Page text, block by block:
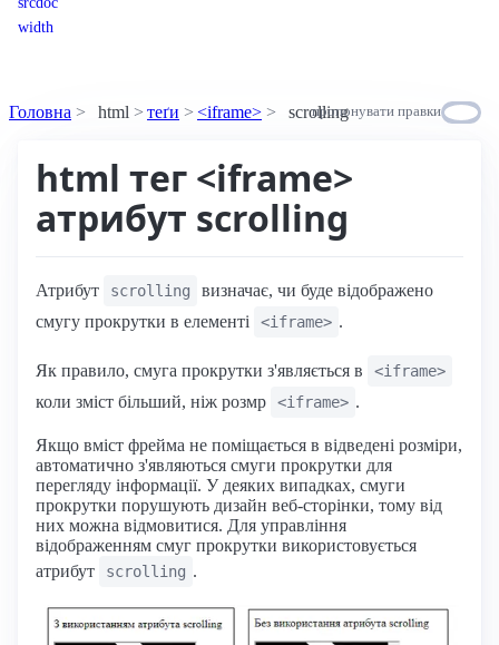
width
Головна html теґи <iframe> scrolling
пропонувати правки
html тег <iframe>
атрибут scrolling
Атрибут scrolling
визначає, чи буде відображено
смугу прокрутки в елементі
<iframe> .
Як правило, смуга прокрутки з'являється в <iframe>
коли зміст більший, ніж розмр <iframe> .
Якщо вміст фрейма не поміщається в відведені розміри,
автоматично з'являються смуги прокрутки для
перегляду інформації. У деяких випадках, смуги
прокрутки порушують дизайн веб-сторінки, тому від
них можна відмовитися. Для управління
відображенням смуг прокрутки використовується
атрибут
scrolling .